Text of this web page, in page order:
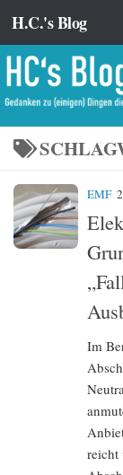
Zum Inhalt
H.C.'s Blog
EMF
Im
reicht